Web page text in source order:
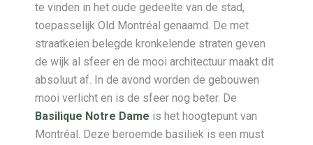
te vinden in het oude gedeelte van de stad,
toepasselijk Old Montréal genaamd. De met
straatkeien belegde kronkelende straten geven
de wijk al sfeer en de mooi architectuur maakt dit
absoluut af. In de avond worden de gebouwen
mooi verlicht en is de sfeer nog beter. De
Basilique Notre Dame is het hoogtepunt van
Montréal. Deze beroemde basiliek is een must